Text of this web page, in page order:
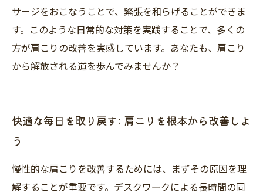
サージをおこなうことで、緊張を和らげることができま
す。このような日常的な対策を実践することで、多くの
方が肩こりの改善を実感しています。あなたも、肩こり
から解放される道を歩んでみませんか？
快適な毎日を取り戻す: 肩こりを根本から改善しよ
う
慢性的な肩こりを改善するためには、まずその原因を理
解することが重要です。デスクワークによる長時間の同